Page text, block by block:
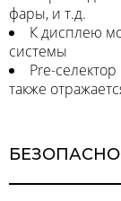
фары, и т.д.
К дисплею
системы
Pre-
также